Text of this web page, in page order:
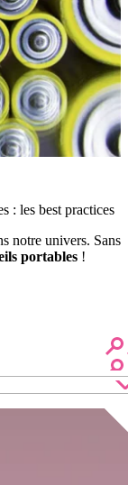
: les best practices
notre univers. Sans
portables !